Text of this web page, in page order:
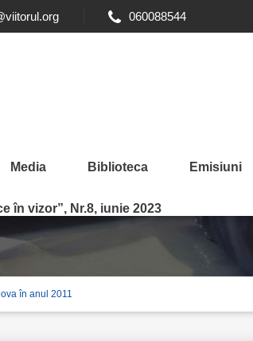
060088544
Media Biblioteca Emisiuni
în vizor”, Nr.8, iunie 2023
în anul 2011